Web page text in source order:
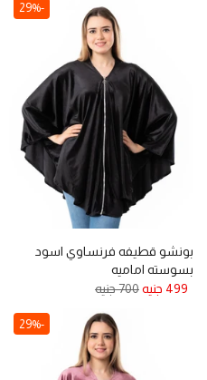
-29%
بونشو قطيفه فرنساوي اسود
بسوسته اماميه
499 جنيه
700 جنيه
-29%